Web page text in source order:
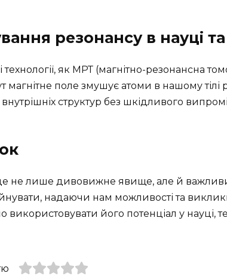
резонансу в науці
технології, як МРТ (магнітно-резонансна
магнітне поле змушує атоми в нашому
структур без шкідливого
не лише дивовижне явище, але й
надаючи нам можливості та
використовувати його потенціал у науці,